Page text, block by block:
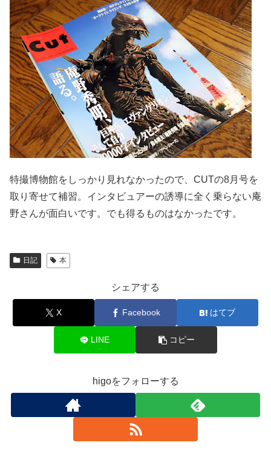
特撮博物館をしっかり見れなかったので、CUTの8月号を
取り寄せて補習。インタビュアーの誘導に全く乗らない庵
野さんが面白いです。でも得るものはなかったです。
日記 本
シェアする
X Facebook はてブ
LINE コピー
higoをフォローする